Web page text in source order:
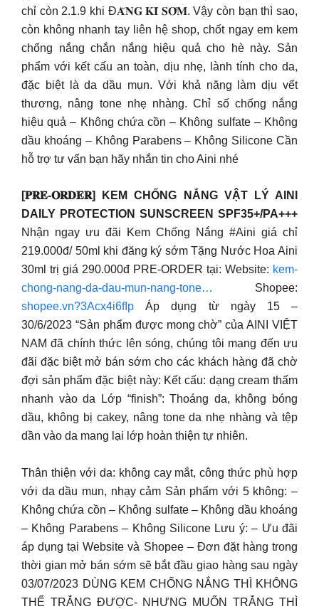
chỉ còn 2.1.9 khi Đ𝐀̆𝐍𝐆 𝐊𝐈́ 𝐒𝐎̛́𝐌. Vậy còn bạn thì sao,
còn không nhanh tay liên hệ shop, chốt ngay em kem
chống nắng chắn nắng hiệu quả cho hè này. Sản
phẩm với kết cấu an toàn, dịu nhẹ, lành tính cho da,
đặc biệt là da dầu mụn. Với khả năng làm dịu vết
thương, nâng tone nhẹ nhàng. Chỉ số chống nắng
hiệu quả – Không chứa cồn – Không sulfate – Không
dầu khoáng – Không Parabens – Không Silicone Cần
hỗ trợ tư vấn bạn hãy nhắn tin cho Aini nhé
[𝐏𝐑𝐄-𝐎𝐑𝐃𝐄𝐑] KEM CHỐNG NẮNG VẬT LÝ AINI
DAILY PROTECTION SUNSCREEN SPF35+/PA+++
Nhận ngay ưu đãi Kem Chống Nắng #Aini giá chỉ
219.000đ/ 50ml khi đăng ký sớm Tặng Nước Hoa Aini
30ml trị giá 290.000đ PRE-ORDER tại: Website: kem-
chong-nang-da-dau-mun-nang-tone…
Shopee:
shopee.vn?3Acx4i6fIp Áp dụng từ ngày 15 –
30/6/2023 “Sản phẩm được mong chờ” của AINI VIỆT
NAM đã chính thức lên sóng, chúng tôi mang đến ưu
đãi đặc biệt mở bán sớm cho các khách hàng đã chờ
đợi sản phẩm đặc biệt này: Kết cấu: dạng cream thấm
nhanh vào da Lớp “finish”: Thoáng da, không bóng
dầu, không bị cakey, nâng tone da nhẹ nhàng và tệp
dần vào da mang lại lớp hoàn thiện tự nhiên.
Thân thiện với da: không cay mắt, công thức phù hợp
với da dầu mun, nhạy cảm Sản phẩm với 5 không: –
Không chứa cồn – Không sulfate – Không dầu khoáng
– Không Parabens – Không Silicone Lưu ý: – Ưu đãi
áp dụng tại Website và Shopee – Đơn đặt hàng trong
thời gian mở bán sớm sẽ bắt đầu giao hàng sau ngày
03/07/2023 DÙNG KEM CHỐNG NẮNG THÌ KHÔNG
THỂ TRẮNG ĐƯỢC- NHƯNG MUỐN TRẮNG THÌ